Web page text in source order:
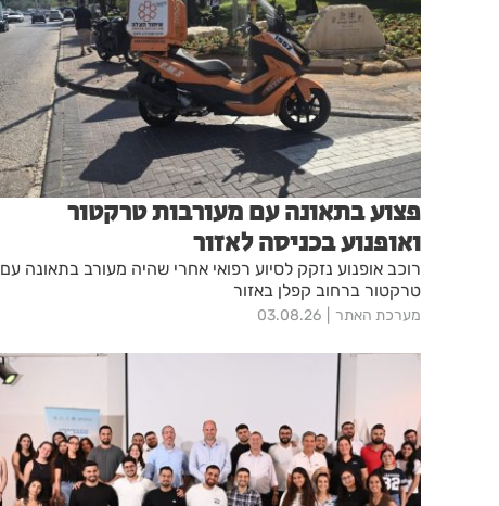
פצוע בתאונה עם מעורבות טרקטור
ואופנוע בכניסה לאזור
רוכב אופנוע נזקק לסיוע רפואי אחרי שהיה מעורב בתאונה עם
טרקטור ברחוב קפלן באזור
מערכת האתר 03.08.26